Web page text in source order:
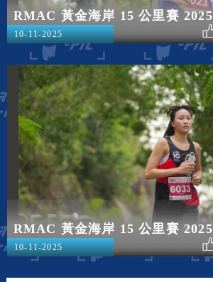
RMAC 黃金海岸 15 公里賽 2025
10-11-2025
RMAC 黃金海岸 15 公里賽 2025
10-11-2025